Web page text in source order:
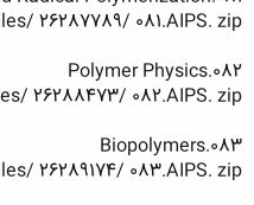
26287789/ 081.AIPS. zip
082.Polymer Physics
26288473/ 082.AIPS. zip
083.Biopolymers
26289174/ 083.AIPS. zip